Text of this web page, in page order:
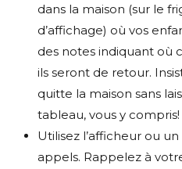
dans la maison (sur le
d’affichage) où vos
des notes indiquant où
ils seront de retour.
quitte la maison sans
tableau, vous y compris!
Utilisez l’afficheur ou
appels. Rappelez à